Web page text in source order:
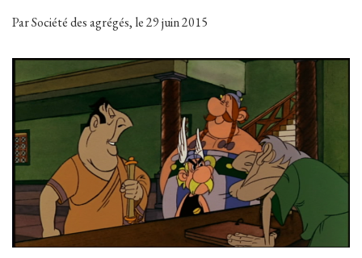
Par Société des agrégés, le 29 juin 2015